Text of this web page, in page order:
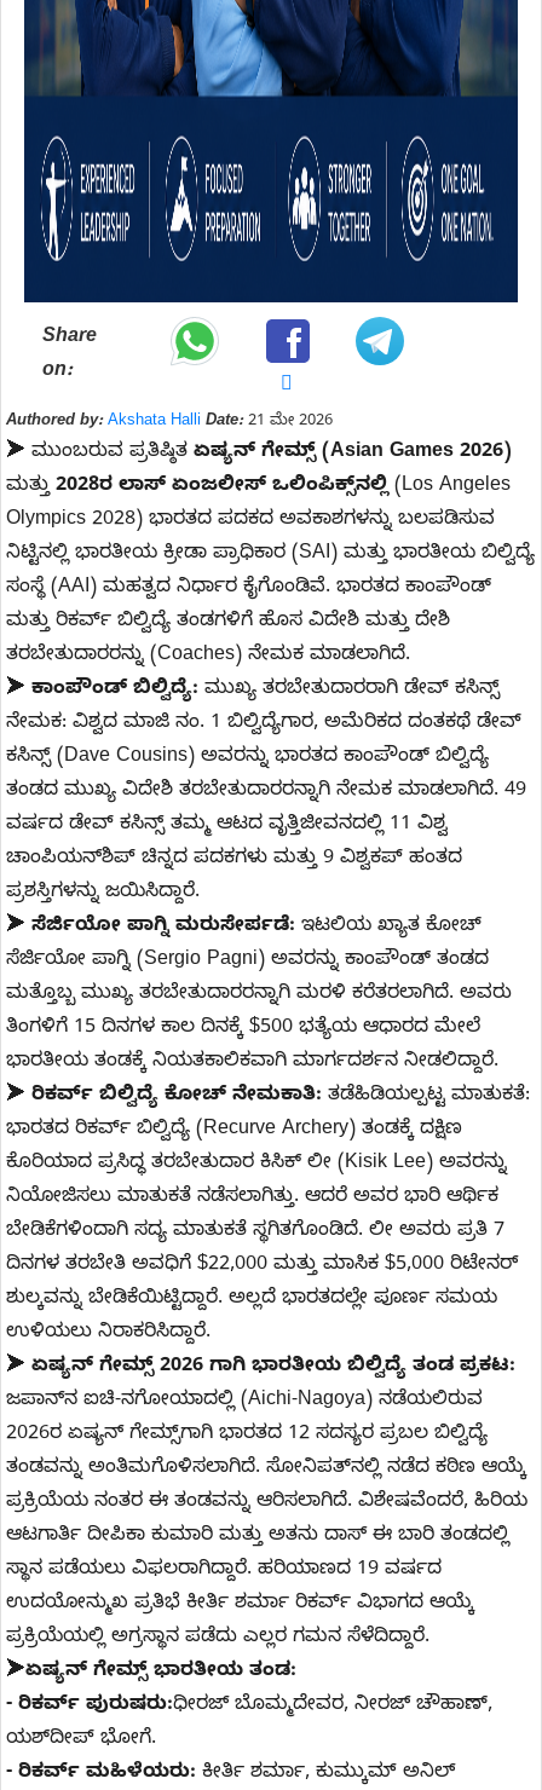
Share
on:
Authored by: Akshata Halli Date:21 ಮೇ 2026
➤ ಮುಂಬರುವ ಪ್ರತಿಷ್ಠಿತ ಏಷ್ಯನ್ ಗೇಮ್ಸ್ (Asian Games 2026)
ಮತ್ತು2028ರ ಲಾಸ್ ಏಂಜಲೀಸ್ ಒಲಿಂಪಿಕ್ಸ್‌ನಲ್ಲಿ(Los Angeles
Olympics 2028) ಭಾರತದ ಪದಕದ ಅವಕಾಶಗಳನ್ನು ಬಲಪಡಿಸುವ
ನಿಟ್ಟಿನಲ್ಲಿ ಭಾರತೀಯ ಕ್ರೀಡಾ ಪ್ರಾಧಿಕಾರ (SAI) ಮತ್ತು ಭಾರತೀಯ ಬಿಲ್ವಿದ್ಯೆ
ಸಂಸ್ಥೆ (AAI) ಮಹತ್ವದ ನಿರ್ಧಾರ ಕೈಗೊಂಡಿವೆ. ಭಾರತದ ಕಾಂಪೌಂಡ್
ಮತ್ತು ರಿಕರ್ವ್ ಬಿಲ್ವಿದ್ಯೆ ತಂಡಗಳಿಗೆ ಹೊಸ ವಿದೇಶಿ ಮತ್ತು ದೇಶಿ
ತರಬೇತುದಾರರನ್ನು (Coaches) ನೇಮಕ ಮಾಡಲಾಗಿದೆ.
➤ ಕಾಂಪೌಂಡ್ ಬಿಲ್ವಿದ್ಯೆ: ಮುಖ್ಯ ತರಬೇತುದಾರರಾಗಿ ಡೇವ್ ಕಸಿನ್ಸ್
ನೇಮಕ: ವಿಶ್ವದ ಮಾಜಿ ನಂ. 1 ಬಿಲ್ವಿದ್ಯೆಗಾರ, ಅಮೆರಿಕದ ದಂತಕಥೆ ಡೇವ್
ಕಸಿನ್ಸ್ (Dave Cousins) ಅವರನ್ನು ಭಾರತದ ಕಾಂಪೌಂಡ್ ಬಿಲ್ವಿದ್ಯೆ
ತಂಡದ ಮುಖ್ಯ ವಿದೇಶಿ ತರಬೇತುದಾರರನ್ನಾಗಿ ನೇಮಕ ಮಾಡಲಾಗಿದೆ. 49
ವರ್ಷದ ಡೇವ್ ಕಸಿನ್ಸ್ ತಮ್ಮ ಆಟದ ವೃತ್ತಿಜೀವನದಲ್ಲಿ 11 ವಿಶ್ವ
ಚಾಂಪಿಯನ್‌ಶಿಪ್ ಚಿನ್ನದ ಪದಕಗಳು ಮತ್ತು 9 ವಿಶ್ವಕಪ್ ಹಂತದ
ಪ್ರಶಸ್ತಿಗಳನ್ನು ಜಯಿಸಿದ್ದಾರೆ.
➤ ಸೆರ್ಜಿಯೋ ಪಾಗ್ನಿ ಮರುಸೇರ್ಪಡೆ: ಇಟಲಿಯ ಖ್ಯಾತ ಕೋಚ್
ಸೆರ್ಜಿಯೋ ಪಾಗ್ನಿ (Sergio Pagni) ಅವರನ್ನು ಕಾಂಪೌಂಡ್ ತಂಡದ
ಮತ್ತೊಬ್ಬ ಮುಖ್ಯ ತರಬೇತುದಾರರನ್ನಾಗಿ ಮರಳಿ ಕರೆತರಲಾಗಿದೆ. ಅವರು
ತಿಂಗಳಿಗೆ 15 ದಿನಗಳ ಕಾಲ ದಿನಕ್ಕೆ $500 ಭತ್ಯೆಯ ಆಧಾರದ ಮೇಲೆ
ಭಾರತೀಯ ತಂಡಕ್ಕೆ ನಿಯತಕಾಲಿಕವಾಗಿ ಮಾರ್ಗದರ್ಶನ ನೀಡಲಿದ್ದಾರೆ.
➤ ರಿಕರ್ವ್ ಬಿಲ್ವಿದ್ಯೆ ಕೋಚ್ ನೇಮಕಾತಿ: ತಡೆಹಿಡಿಯಲ್ಪಟ್ಟ ಮಾತುಕತೆ:
ಭಾರತದ ರಿಕರ್ವ್ ಬಿಲ್ವಿದ್ಯೆ (Recurve Archery) ತಂಡಕ್ಕೆ ದಕ್ಷಿಣ
ಕೊರಿಯಾದ ಪ್ರಸಿದ್ಧ ತರಬೇತುದಾರ ಕಿಸಿಕ್ ಲೀ (Kisik Lee) ಅವರನ್ನು
ನಿಯೋಜಿಸಲು ಮಾತುಕತೆ ನಡೆಸಲಾಗಿತ್ತು. ಆದರೆ ಅವರ ಭಾರಿ ಆರ್ಥಿಕ
ಬೇಡಿಕೆಗಳಿಂದಾಗಿ ಸದ್ಯ ಮಾತುಕತೆ ಸ್ಥಗಿತಗೊಂಡಿದೆ. ಲೀ ಅವರು ಪ್ರತಿ 7
ದಿನಗಳ ತರಬೇತಿ ಅವಧಿಗೆ $22,000 ಮತ್ತು ಮಾಸಿಕ $5,000 ರಿಟೇನರ್
ಶುಲ್ಕವನ್ನು ಬೇಡಿಕೆಯಿಟ್ಟಿದ್ದಾರೆ. ಅಲ್ಲದೆ ಭಾರತದಲ್ಲೇ ಪೂರ್ಣ ಸಮಯ
ಉಳಿಯಲು ನಿರಾಕರಿಸಿದ್ದಾರೆ.
➤ ಏಷ್ಯನ್ ಗೇಮ್ಸ್ 2026 ಗಾಗಿ ಭಾರತೀಯ ಬಿಲ್ವಿದ್ಯೆ ತಂಡ ಪ್ರಕಟ:
ಜಪಾನ್‌ನ ಐಚಿ-ನಗೋಯಾದಲ್ಲಿ (Aichi-Nagoya) ನಡೆಯಲಿರುವ
2026ರ ಏಷ್ಯನ್ ಗೇಮ್ಸ್‌ಗಾಗಿ ಭಾರತದ 12 ಸದಸ್ಯರ ಪ್ರಬಲ ಬಿಲ್ವಿದ್ಯೆ
ತಂಡವನ್ನು ಅಂತಿಮಗೊಳಿಸಲಾಗಿದೆ. ಸೋನಿಪತ್‌ನಲ್ಲಿ ನಡೆದ ಕಠಿಣ ಆಯ್ಕೆ
ಪ್ರಕ್ರಿಯೆಯ ನಂತರ ಈ ತಂಡವನ್ನು ಆರಿಸಲಾಗಿದೆ. ವಿಶೇಷವೆಂದರೆ, ಹಿರಿಯ
ಆಟಗಾರ್ತಿ ದೀಪಿಕಾ ಕುಮಾರಿ ಮತ್ತು ಅತನು ದಾಸ್ ಈ ಬಾರಿ ತಂಡದಲ್ಲಿ
ಸ್ಥಾನ ಪಡೆಯಲು ವಿಫಲರಾಗಿದ್ದಾರೆ. ಹರಿಯಾಣದ 19 ವರ್ಷದ
ಉದಯೋನ್ಮುಖ ಪ್ರತಿಭೆ ಕೀರ್ತಿ ಶರ್ಮಾ ರಿಕರ್ವ್ ವಿಭಾಗದ ಆಯ್ಕೆ
ಪ್ರಕ್ರಿಯೆಯಲ್ಲಿ ಅಗ್ರಸ್ಥಾನ ಪಡೆದು ಎಲ್ಲರ ಗಮನ ಸೆಳೆದಿದ್ದಾರೆ.
➤ಏಷ್ಯನ್ ಗೇಮ್ಸ್ ಭಾರತೀಯ ತಂಡ:
- ರಿಕರ್ವ್ ಪುರುಷರು:ಧೀರಜ್ ಬೊಮ್ಮದೇವರ, ನೀರಜ್ ಚೌಹಾಣ್,
ಯಶ್‌ದೀಪ್ ಭೋಗೆ.
- ರಿಕರ್ವ್ ಮಹಿಳೆಯರು: ಕೀರ್ತಿ ಶರ್ಮಾ, ಕುಮ್ಕುಮ್ ಅನಿಲ್